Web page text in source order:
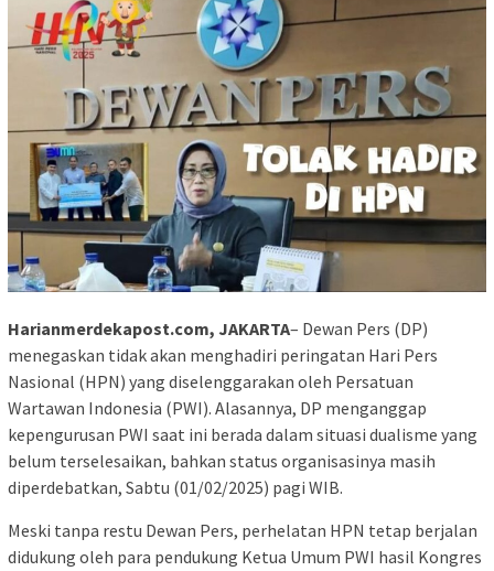
Harianmerdekapost.com, JAKARTA– Dewan Pers (DP)
menegaskan tidak akan menghadiri peringatan Hari Pers
Nasional (HPN) yang diselenggarakan oleh Persatuan
Wartawan Indonesia (PWI). Alasannya, DP menganggap
kepengurusan PWI saat ini berada dalam situasi dualisme yang
belum terselesaikan, bahkan status organisasinya masih
diperdebatkan, Sabtu (01/02/2025) pagi WIB.
Meski tanpa restu Dewan Pers, perhelatan HPN tetap berjalan
didukung oleh para pendukung Ketua Umum PWI hasil Kongres